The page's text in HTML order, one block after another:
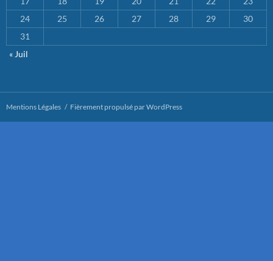
24
25 26 27 28 29
30
31
« Juil
Mentions Légales Fièrement propulsé par WordPress